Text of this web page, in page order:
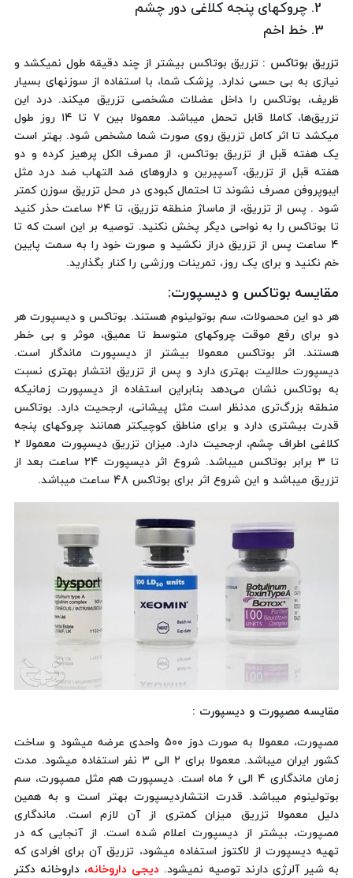
چروکهای پنجه کلاغی دور چشم
خط اخم
تزریق بوتاکس :تزریق بوتاکس بیشتر از چند دقیقه طول نمیکشد و
نیازی به بی حسی ندارد. پزشک شما، با استفاده از سوزنهای بسیار
ظریف، بوتاکس را داخل عضلات مشخصی تزریق میکند. درد این
تزریق‌ها، کاملا قابل تحمل میباشد. معمولا بین ۷ تا ۱۴ روز طول
میکشد تا اثر کامل تزریق روی صورت شما مشخص شود. بهتر است
یک هفته قبل از تزریق بوتاکس، از مصرف الکل پرهیز کرده و دو
هفته قبل از تزریق، آسپیرین و داروهای ضد التهاب ضد درد مثل
ایبوپروفن مصرف نشوند تا احتمال کبودی در محل تزریق سوزن کمتر
شود . پس از تزریق، از ماساژ منطقه تزریق، تا ۲۴ ساعت حذر کنید
تا بوتاکس را به نواحی دیگر پخش نکنید. توصیه بر این است که تا
۴ ساعت پس از تزریق دراز نکشید و صورت خود را به سمت پایین
خم نکنید و برای یک روز، تمرینات ورزشی را کنار بگذارید.
مقایسه بوتاکس و دیسپورت:
هر دو این محصولات، سم بوتولینوم هستند. بوتاکس و دیسپورت هر
دو برای رفع موقت چروکهای متوسط تا عمیق، موثر و بی خطر
هستند. اثر بوتاکس معمولا بیشتر از دیسپورت ماندگار است.
دیسپورت حلالیت بهتری دارد و پس از تزریق انتشار بهتری نسبت
به بوتاکس نشان می‌دهد بنابراین استفاده از دیسپورت زمانیکه
منطقه بزرگ‌تری مدنظر است مثل پیشانی، ارجحیت دارد. بوتاکس
قدرت بیشتری دارد و برای مناطق کوچیکتر همانند چروکهای پنجه
کلاغی اطراف چشم، ارجحیت دارد. میزان تزریق دیسپورت معمولا ۲
تا ۳ برابر بوتاکس میباشد. شروع اثر دیسپورت ۲۴ ساعت بعد از
تزریق میباشد و این شروع اثر برای بوتاکس ۴۸ ساعت میباشد.
مقایسه مصپورت و دیسپورت :
مصپورت، معمولا به صورت دوز ۵۰۰ واحدی عرضه میشود و ساخت
کشور ایران میباشد. معمولا برای ۲ الی ۳ نفر استفاده میشود. مدت
زمان ماندگاری ۴ الی ۶ ماه است. دیسپورت هم مثل مصپورت، سم
بوتولینوم میباشد. قدرت انتشاردیسپورت بهتر است و به همین
دلیل معمولا تزریق میزان کمتری از آن لازم است. ماندگاری
مصپورت، بیشتر از دیسپورت اعلام شده است. از آنجایی که در
تهیه دیسپورت از لاکتوز استفاده میشود، تزریق آن برای افرادی که
به شیر آلرژی دارند توصیه نمیشود. دیجی داروخانه، داروخانه دکتر